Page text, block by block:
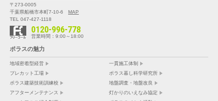
〒273-0005
千葉県船橋市本町7-10-6
MAP
TEL 047-427-1118
0120-996-778
営業時間：9:00～18:00
ポラスの魅力
地域密着型経営
一貫施工体制
プレカット工場
ポラス暮し科学研究所
ポラス建築技術訓練校
地盤調査・地盤改良
アフターメンテナンス
灯かりのいえなみ協定